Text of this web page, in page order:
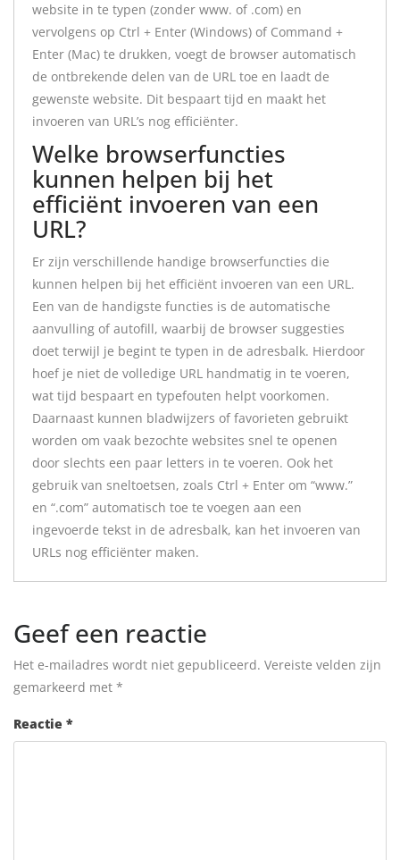
website in te typen (zonder www. of .com) en
vervolgens op Ctrl + Enter (Windows) of Command +
Enter (Mac) te drukken, voegt de browser automatisch
de ontbrekende delen van de URL toe en laadt de
gewenste website. Dit bespaart tijd en maakt het
invoeren van URL’s nog efficiënter.
Welke browserfuncties
kunnen helpen bij het
efficiënt invoeren van een
URL?
Er zijn verschillende handige browserfuncties die
kunnen helpen bij het efficiënt invoeren van een URL.
Een van de handigste functies is de automatische
aanvulling of autofill, waarbij de browser suggesties
doet terwijl je begint te typen in de adresbalk. Hierdoor
hoef je niet de volledige URL handmatig in te voeren,
wat tijd bespaart en typefouten helpt voorkomen.
Daarnaast kunnen bladwijzers of favorieten gebruikt
worden om vaak bezochte websites snel te openen
door slechts een paar letters in te voeren. Ook het
gebruik van sneltoetsen, zoals Ctrl + Enter om “www.”
en “.com” automatisch toe te voegen aan een
ingevoerde tekst in de adresbalk, kan het invoeren van
URLs nog efficiënter maken.
Geef een reactie
Het e-mailadres wordt niet gepubliceerd. Vereiste velden zijn
gemarkeerd met *
Reactie *